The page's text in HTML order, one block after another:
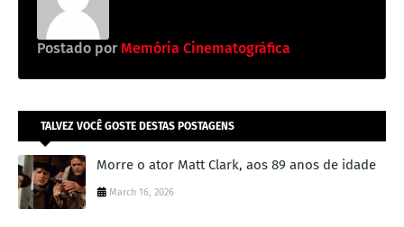
Postado por Memória Cinematográfica
TALVEZ VOCÊ GOSTE DESTAS POSTAGENS
Morre o ator Matt Clark, aos 89 anos de idade
March 16, 2026